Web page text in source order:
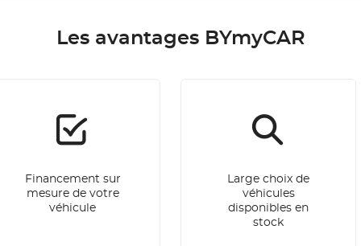
Les avantages BYmyCAR
Financement sur
mesure de votre
véhicule
Large choix de
véhicules
disponibles en
stock